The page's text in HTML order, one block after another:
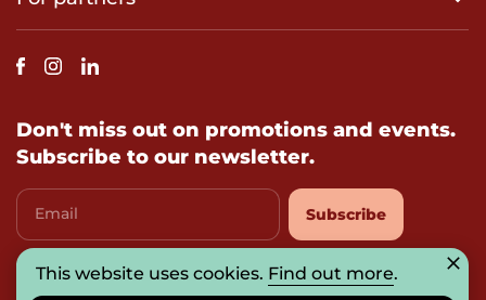
Don't miss out on promotions and events.
Subscribe to our newsletter.
Email
I agree withprivacy-policy
Subscribe
This website uses cookies. Find out more.